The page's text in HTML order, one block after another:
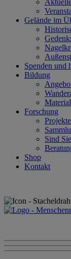
Gelände im
Spenden und
Bildung
Forschung
Projekte
Sind
Shop
Kontakt